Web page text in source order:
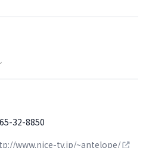
32-8850
www.nice-tv.jp/~antelope/